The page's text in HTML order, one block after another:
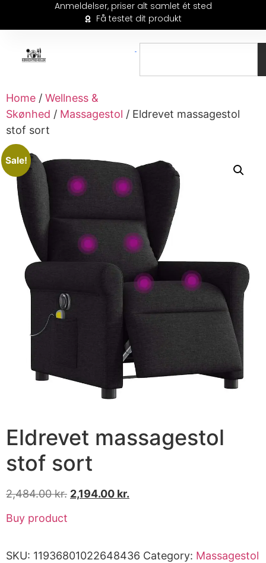
Anmeldelser, priser alt samlet ét sted
Få testet dit produkt
Home / Wellness &
Skønhed / Massagestol / Eldrevet massagestol
stof sort
Sale!
Eldrevet massagestol
stof sort
2,484.00kr. 2,194.00 kr.
Buy product
SKU: 11936801022648436 Category: Massagestol